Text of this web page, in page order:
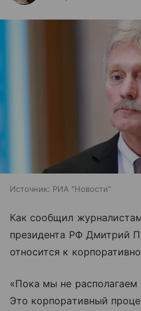
Источник: РИА "Новости"
Как сообщил
президента РФ Дмитрий
относится к
«Пока мы не
Это корпоративный